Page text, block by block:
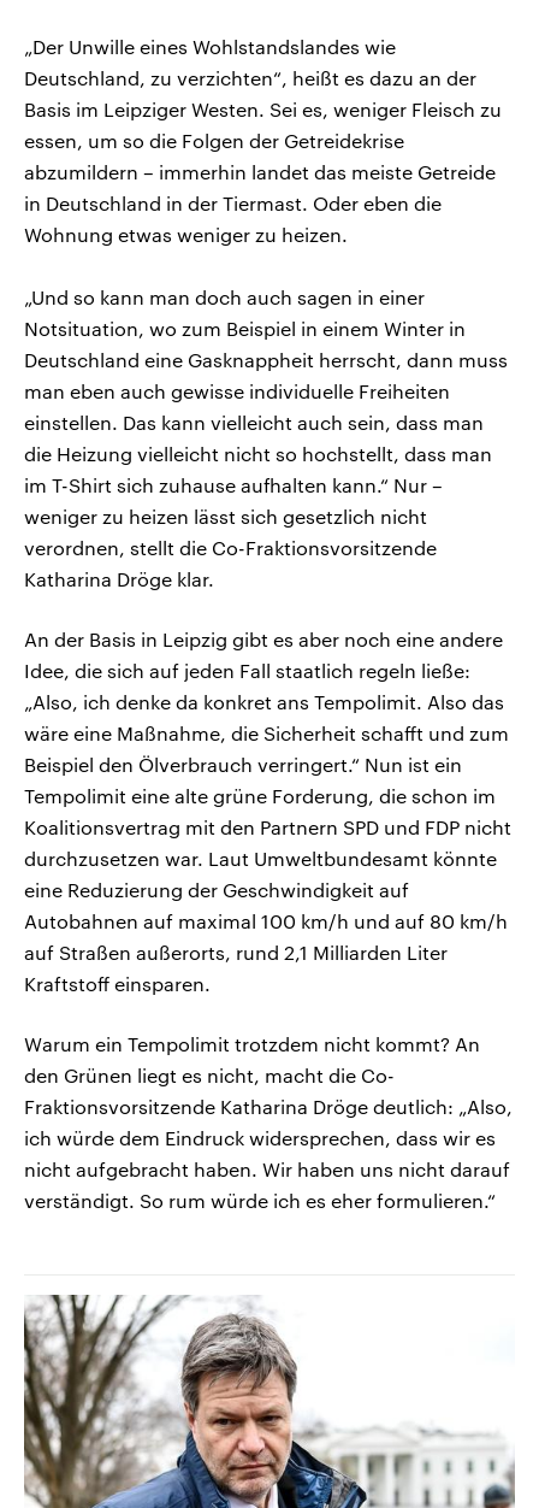
„Der Unwille eines Wohlstandslandes wie
Deutschland, zu verzichten“, heißt es dazu an der
Basis im Leipziger Westen. Sei es, weniger Fleisch zu
essen, um so die Folgen der Getreidekrise
abzumildern – immerhin landet das meiste Getreide
in Deutschland in der Tiermast. Oder eben die
Wohnung etwas weniger zu heizen.
„Und so kann man doch auch sagen in einer
Notsituation, wo zum Beispiel in einem Winter in
Deutschland eine Gasknappheit herrscht, dann muss
man eben auch gewisse individuelle Freiheiten
einstellen. Das kann vielleicht auch sein, dass man
die Heizung vielleicht nicht so hochstellt, dass man
im T-Shirt sich zuhause aufhalten kann.“ Nur –
weniger zu heizen lässt sich gesetzlich nicht
verordnen, stellt die Co-Fraktionsvorsitzende
Katharina Dröge klar.
An der Basis in Leipzig gibt es aber noch eine andere
Idee, die sich auf jeden Fall staatlich regeln ließe:
„Also, ich denke da konkret ans Tempolimit. Also das
wäre eine Maßnahme, die Sicherheit schafft und zum
Beispiel den Ölverbrauch verringert.“ Nun ist ein
Tempolimit eine alte grüne Forderung, die schon im
Koalitionsvertrag mit den Partnern SPD und FDP nicht
durchzusetzen war. Laut Umweltbundesamt könnte
eine Reduzierung der Geschwindigkeit auf
Autobahnen auf maximal 100 km/h und auf 80 km/h
auf Straßen außerorts, rund 2,1 Milliarden Liter
Kraftstoff einsparen.
Warum ein Tempolimit trotzdem nicht kommt? An
den Grünen liegt es nicht, macht die Co-
Fraktionsvorsitzende Katharina Dröge deutlich: „Also,
ich würde dem Eindruck widersprechen, dass wir es
nicht aufgebracht haben. Wir haben uns nicht darauf
verständigt. So rum würde ich es eher formulieren.“